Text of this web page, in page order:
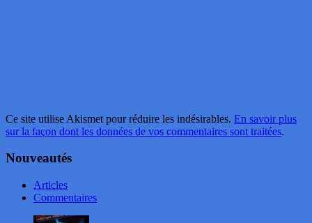
Ce site utilise Akismet pour réduire les indésirables. En savoir plus
sur la façon dont les données de vos commentaires sont traitées.
Nouveautés
Articles
Commentaires